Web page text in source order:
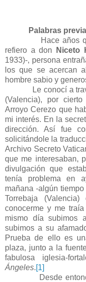
Palabras
Hace años
refiero a don
Niceto
1933)-, persona
los que se acercan
hombre sabio y
Le conocí a
(Valencia), por
Arroyo Cerezo que
mi interés. En la
dirección. Así fue
solicitándole la
Archivo Secreto
que me interesaban,
divulgación que
tenía problema en
mañana -algún
Torrebaja
conocerme y me
mismo día subimos
subimos a su
Prueba de ello es
plaza, junto a la
fabulosa iglesia-
Ángeles.[1]
Desde